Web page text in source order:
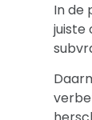
In de
juiste